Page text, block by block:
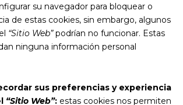
su navegador para bloquear o
de estas cookies, sin embargo, algunos
“Sitio Web”podrían no funcionar. Estas
ninguna información personal
sus preferencias y experiencia
“Sitio Web”: estas cookies nos permiten